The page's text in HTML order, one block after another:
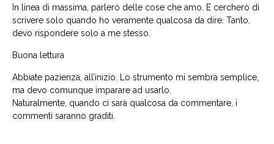
In linea di massima, parlerò delle cose che amo. E cercherò di
scrivere solo quando ho veramente qualcosa da dire. Tanto,
devo rispondere solo a me stesso.
Buona lettura
Abbiate pazienza, all’inizio. Lo strumento mi sembra semplice,
ma devo comunque imparare ad usarlo.
Naturalmente, quando ci sarà qualcosa da commentare, i
commenti saranno graditi.